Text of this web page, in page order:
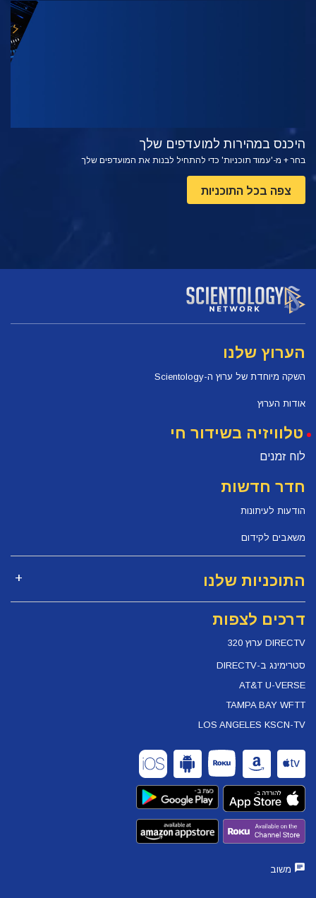
בדוק את הסדרה
היכנס במהירות למועדפים שלך
בחר + מ-'עמוד תוכניות' כדי להתחיל לבנות את המועדפים שלך
צפה בכל התוכניות
הערוץ שלנו
השקה מיוחדת של ערוץ ה-Scientology
אודות הערוץ
טלוויזיה בשידור חי
לוח זמנים
חדר חדשות
הודעות לעיתונות
משאבים לקידום
התוכניות שלנו
דרכים לצפות
DIRECTV ערוץ 320
סטרימינג ב-DIRECTV
AT&T U-VERSE
TAMPA BAY WFTT
LOS ANGELES KSCN-TV
משוב